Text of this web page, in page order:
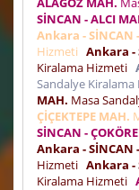
SİNCAN - ALCI
Ankara - SİNCAN
Hizmeti Ankara -
Kiralama Hizmeti
Sandalye Kiralama
MAH. Masa
ÇİÇEKTEPE MAH.
SİNCAN -
Ankara - SİNCAN
Hizmeti Ankara -
Kiralama Hizmeti